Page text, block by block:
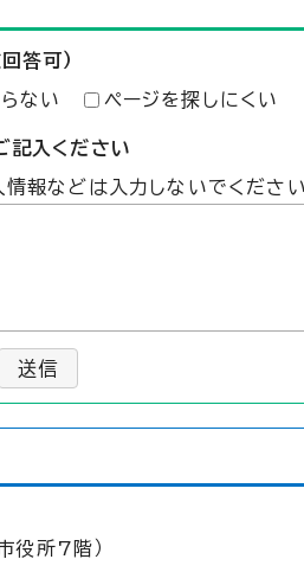
答可）
ない ページを探しにくい
記入ください
報などは入力しないでください
送信
所7階）